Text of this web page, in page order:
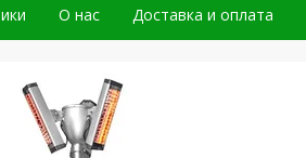
О нас Доставка и оплата